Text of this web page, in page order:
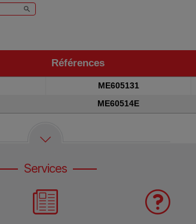
Références
RéférencesME605131
ME60514E
Services